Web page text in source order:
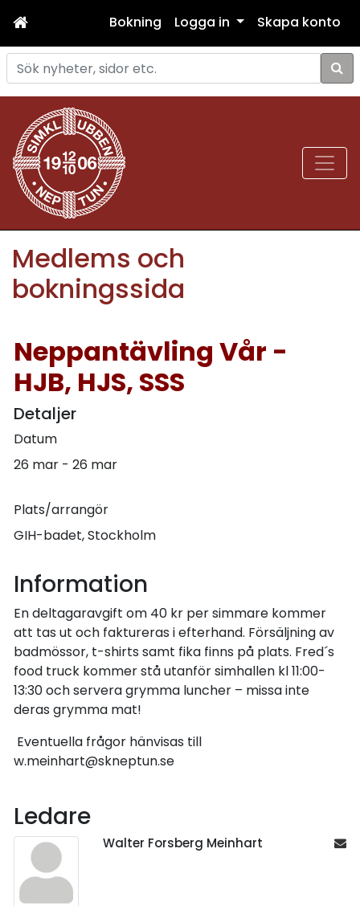
Bokning Logga in Skapa konto
Sök
Medlems och
bokningssida
Neppantävling Vår -
HJB, HJS, SSS
Detaljer
Datum
26 mar - 26 mar
Plats/arrangör
GIH-badet, Stockholm
Information
En deltagaravgift om 40 kr per simmare kommer
att tas ut och faktureras i efterhand. Försäljning av
badmössor, t-shirts samt fika finns på plats. Fred´s
food truck kommer stå utanför simhallen kl 11:00-
13:30 och servera grymma luncher – missa inte
deras grymma mat!
Eventuella frågor hänvisas till
w.meinhart@skneptun.se
Ledare
Walter Forsberg Meinhart